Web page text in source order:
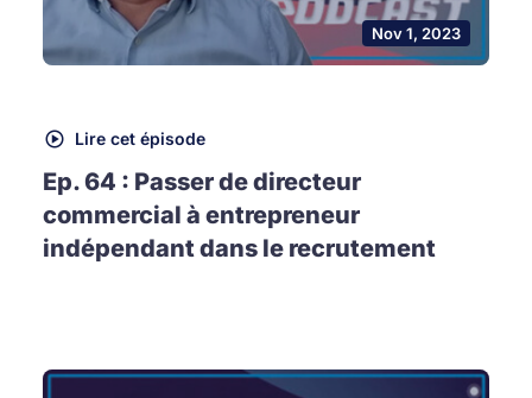
Nov 1, 2023
Lire cet épisode
Ep. 64 : Passer de directeur
commercial à entrepreneur
indépendant dans le recrutement